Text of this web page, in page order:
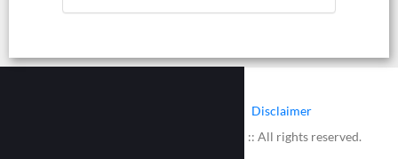
Disclaimer
© 2002 - 2026 :: www.bieretiketten.nl :: All rights reserved.